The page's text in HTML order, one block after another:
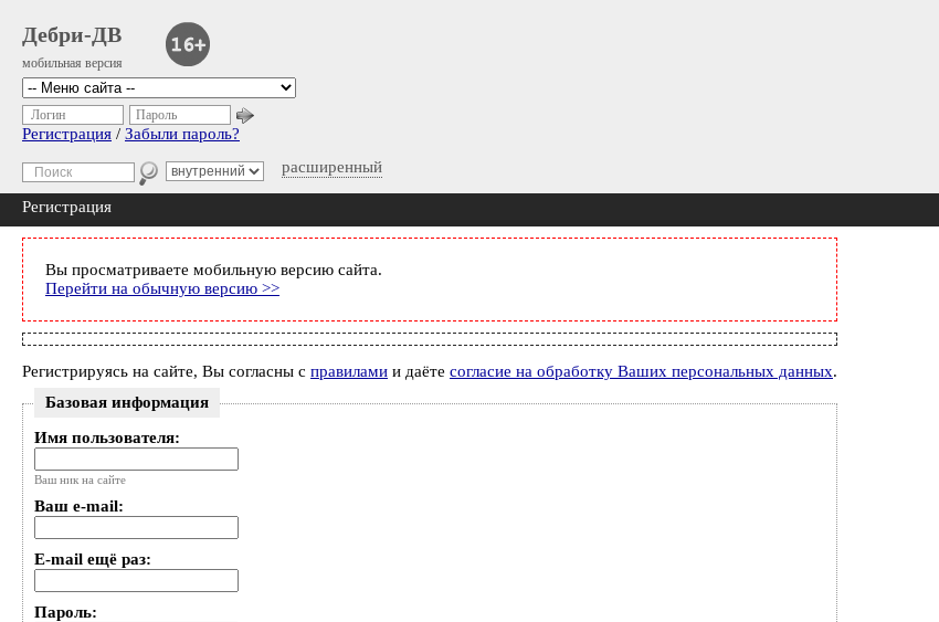
Дебри-ДВ
мобильная версия
расширенный
Логин Пароль
Регистрация / Забыли пароль?
Регистрация
Вы просматриваете мобильную версию сайта.
Перейти на обычную версию >>
Регистрируясь на сайте, Вы согласны с правилами и даёте согласие на обработку Ваших персональных данных.
Базовая информация
Имя пользователя:
Ваш ник на сайте
Ваш e-mail:
E-mail ещё раз:
Пароль: